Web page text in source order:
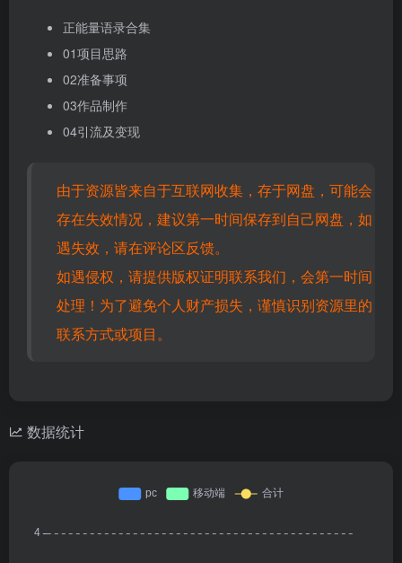
正能量语录合集
01项目思路
02准备事项
03作品制作
04引流及变现
由于资源皆来自于互联网收集，存于网盘，可能会
存在失效情况，建议第一时间保存到自己网盘，如
遇失效，请在评论区反馈。
如遇侵权，请提供版权证明联系我们，会第一时间
处理！为了避免个人财产损失，谨慎识别资源里的
联系方式或项目。
数据统计